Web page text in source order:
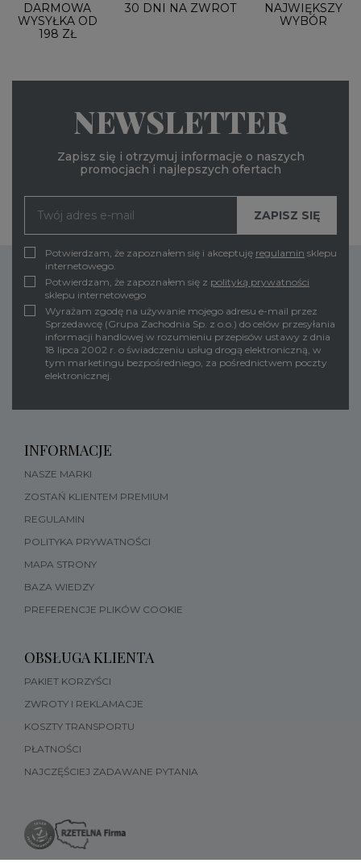
DARMOWA
WYSYŁKA OD
198 ZŁ
30 DNI NA ZWROT
NAJWIĘKSZY
WYBÓR
NEWSLETTER
Zapisz się i otrzymuj informacje o naszych
promocjach i najlepszych ofertach
Potwierdzam, że zapoznałem się i akceptuję regulamin sklepu
internetowego.
Potwierdzam, że zapoznałem się z polityką prywatności
sklepu internetowego
Wyrażam zgodę na używanie mojego adresu e-mail przez
Sprzedawcę (Grupa Zachodnia Sp. z o.o.) do celów przesyłania
informacji handlowej w rozumieniu przepisów ustawy z dnia
18 lipca 2002 r. o świadczeniu usług drogą elektroniczną, w
tym marketingu bezpośredniego, za pośrednictwem poczty
elektronicznej.
INFORMACJE
NASZE MARKI
ZOSTAŃ KLIENTEM PREMIUM
REGULAMIN
POLITYKA PRYWATNOŚCI
MAPA STRONY
BAZA WIEDZY
PREFERENCJE PLIKÓW COOKIE
OBSŁUGA KLIENTA
PAKIET KORZYŚCI
ZWROTY I REKLAMACJE
KOSZTY TRANSPORTU
PŁATNOŚCI
NAJCZĘŚCIEJ ZADAWANE PYTANIA